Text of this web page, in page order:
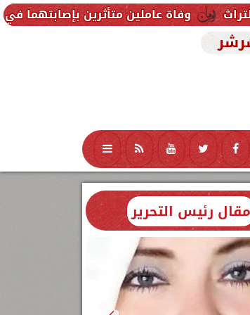
عاملين متأثرين بإصابتهما في انفجار خزان
تكنولوجيا منوعات محافظات
مقال رئيس التحرير